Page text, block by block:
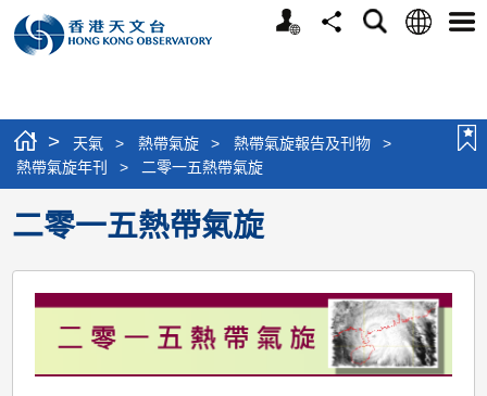
個
分
搜
語
選
> 天氣 > 熱帶氣旋 > 熱帶氣旋報告及刊物
>
熱帶氣旋年刊
> 二零一五熱帶氣旋
二零一五熱帶氣旋